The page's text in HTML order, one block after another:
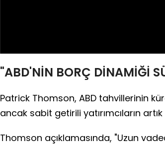
"ABD'NİN BORÇ DİNAMİĞİ
Patrick Thomson, ABD tahvillerinin
ancak sabit getirili yatırımcıların
Thomson açıklamasında, "Uzun